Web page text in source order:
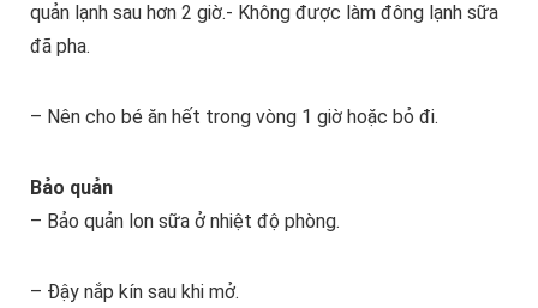
quản lạnh sau hơn 2 giờ.- Không được làm đông lạnh sữa
đã pha.
– Nên cho bé ăn hết trong vòng 1 giờ hoặc bỏ đi.
Bảo quản
– Bảo quản lon sữa ở nhiệt độ phòng.
– Đậy nắp kín sau khi mở.